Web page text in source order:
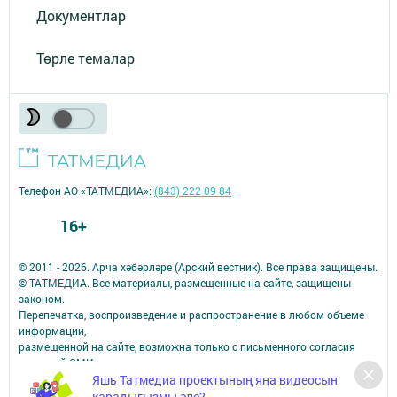
Документлар
Төрле темалар
Яшь Татмедиа проектының яңа видеосын
© 2011 - 2026. Арча хәбәрләре (Арский вестник). Все права защищены.
© ТАТМЕДИА. Все материалы, размещенные на сайте, защищены
законом.
Перепечатка, воспроизведение и распространение в любом объеме
информации,
размещенной на сайте, возможна только с письменного согласия
редакций СМИ.
При поддержке Республиканского агентства по печати и массовым
Телефон АО «ТАТМЕДИА»:(843) 222 09 84
16+